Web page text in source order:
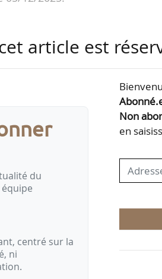
et multiprofessionnel
article est
du
équipe
centré sur la
ni
Non
en